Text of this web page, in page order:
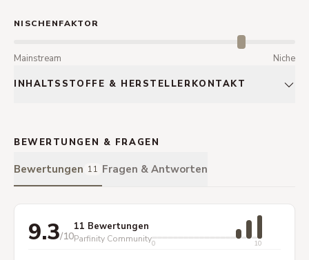
NISCHENFAKTOR
Mainstream Niche
INHALTSSTOFFE & HERSTELLERKONTAKT
BEWERTUNGEN & FRAGEN
Bewertungen 11 Fragen & Antworten
9.3/10
11 Bewertungen
Parfinity Community0 10